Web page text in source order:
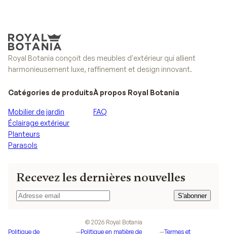
Royal Botania conçoit des meubles d'extérieur qui allient
harmonieusement luxe, raffinement et design innovant.
Recevez les dernières nouvelles
S'abonner
S'abonner
Catégories de produits
Mobilier de jardin
Éclairage extérieur
Planteurs
Parasols
À propos Royal Botania
FAQ
© 2026 Royal Botania
Politique de
—Politique en matière de —Termes et